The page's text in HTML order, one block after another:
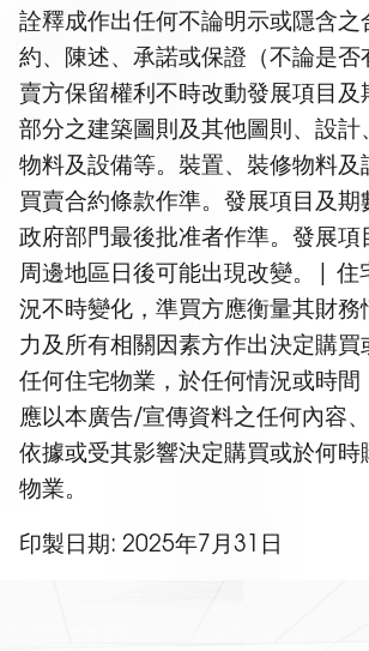
詮釋成作出任何不論明示或隱含之
約、陳述、承諾或保證（不論是
賣方保留權利不時改動發展項目及
部分之建築圖則及其他圖則、設計
物料及設備等。裝置、裝修物料及
買賣合約條款作準。發展項目及期
政府部門最後批准者作準。發展項
周邊地區日後可能出現改變。| 住
況不時變化，準買方應衡量其財務
力及所有相關因素方作出決定購買
任何住宅物業，於任何情況或時間
應以本廣告/宣傳資料之任何內容
依據或受其影響決定購買或於何時
物業。
印製日期: 2025年7月31日